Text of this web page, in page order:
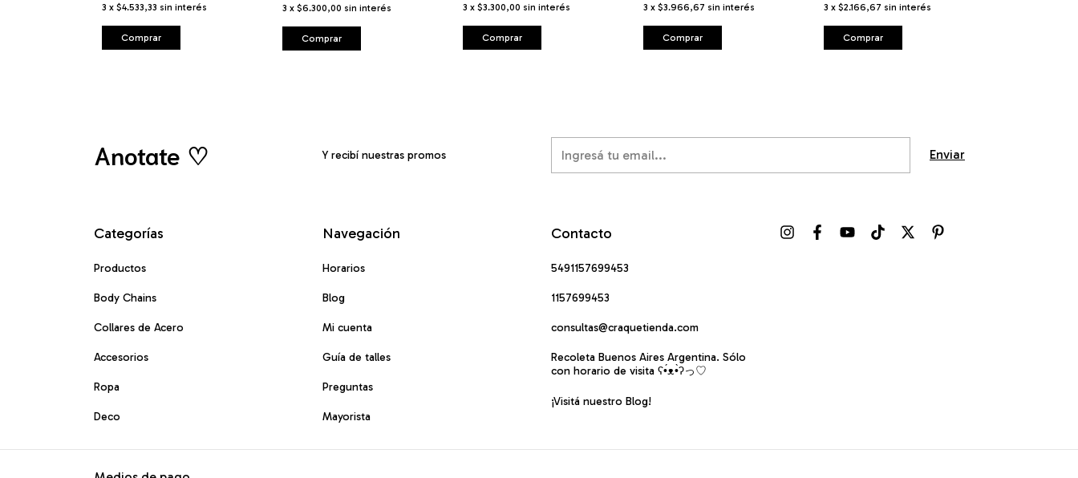
3 x $4.533,33 sin interés
3 x $6.300,00 sin interés
3 x $3.300,00 sin interés
3 x $3.966,67 sin interés
3 x $2.166,67 sin interés
Anotate ♡ Y recibí nuestras promos
Categorías
Productos
Body Chains
Collares de Acero
Accesorios
Ropa
Deco
Navegación
Horarios
Blog
Mi cuenta
Guía de talles
Preguntas
Mayorista
Contacto
5491157699453
1157699453
consultas@craquetienda.com
Recoleta Buenos Aires Argentina. Sólo
con horario de visita ʕ•́ᴥ•̀ʔっ♡
¡Visitá nuestro Blog!